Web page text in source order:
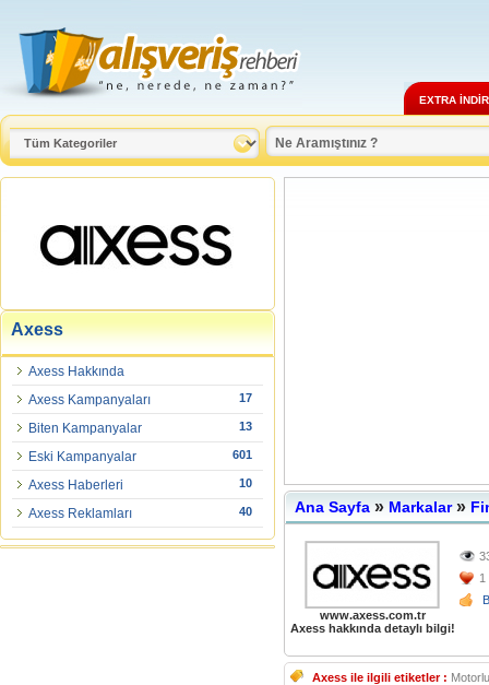
EXTRA
Axess
Axess Hakkında
Axess Kampanyaları
17
Biten Kampanyalar 13
Eski Kampanyalar 601
Axess Haberleri 10
Axess Reklamları 40 Ana Sayfa » Markalar»
www.axess.com.tr
Axess hakkında detaylı bilgi!
1
Axess ile ilgili etiketler :